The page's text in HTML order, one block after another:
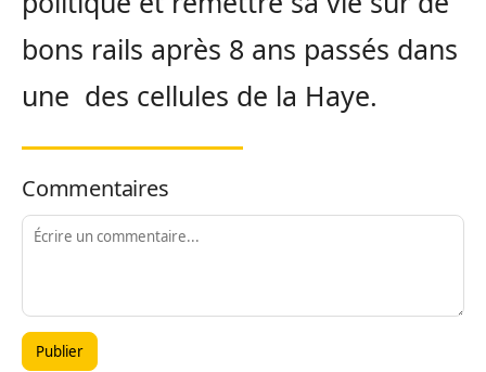
bons rails après 8 ans passés dans
une des cellules de la Haye.
Commentaires
Publier